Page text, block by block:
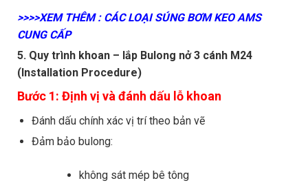
>>>>XEM THÊM : CÁC LOẠI SÚNG BƠM KEO AMS
CUNG CẤP
5. Quy trình khoan – lắp Bulong nở 3 cánh M24
(Installation Procedure)
Bước 1: Định vị và đánh dấu lỗ khoan
Đánh dấu chính xác vị trí theo bản vẽ
Đảm bảo bulong:
không sát mép bê tông